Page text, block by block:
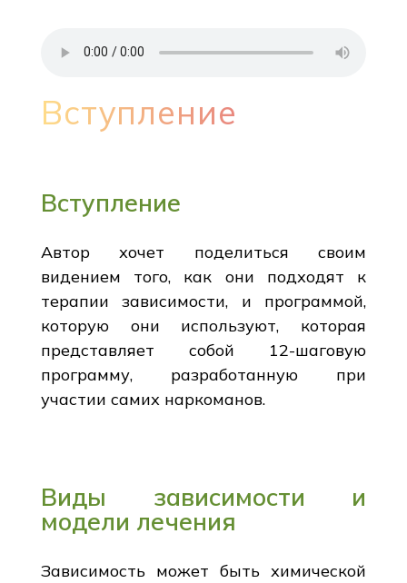
Вступление
Вступление
Автор хочет поделиться своим
видением того, как они подходят к
терапии зависимости, и программой,
которую они используют, которая
представляет собой 12-шаговую
программу, разработанную при
участии самих наркоманов.
Виды зависимости и
модели лечения
Зависимость может быть химической